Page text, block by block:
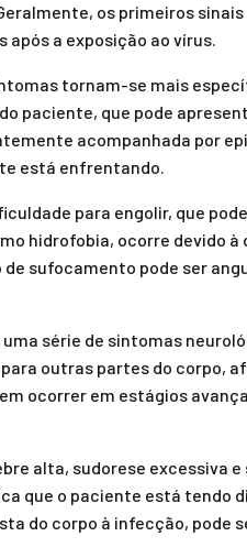
os primeiros
após a exposição ao vírus.
tornam-se mais
paciente, que pode
acompanhada por
está enfrentando.
para engolir, que
hidrofobia, ocorre devido
sufocamento pode ser
série de sintomas
outras partes do corpo,
ocorrer em estágios
alta, sudorese excessiva
que o paciente está tendo
do corpo à infecção, pode